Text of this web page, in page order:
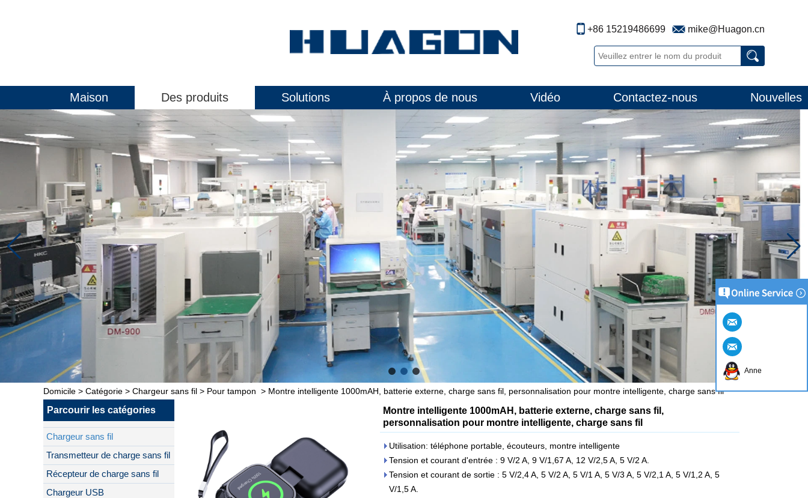
+86 15219486699 mike@Huagon.cn
Maison Des produits Solutions À propos de nous Vidéo Contactez-nous Nouvelles
Domicile > Catégorie > Chargeur sans fil > Pour tampon > Montre intelligente 1000mAH, batterie externe, charge sans fil, personnalisation pour montre intelligente, charge sans fil
Parcourir les catégories
Chargeur sans fil
Transmetteur de charge sans fil
Récepteur de charge sans fil
Chargeur USB
Montre intelligente 1000mAH, batterie externe, charge sans fil,
personnalisation pour montre intelligente, charge sans fil
Utilisation: téléphone portable, écouteurs, montre intelligente
Tension et courant d'entrée : 9 V/2 A, 9 V/1,67 A, 12 V/2,5 A, 5 V/2 A.
Tension et courant de sortie : 5 V/2,4 A, 5 V/2 A, 5 V/1 A, 5 V/3 A, 5 V/2,1 A, 5 V/1,2 A, 5
V/1,5 A.
Anne